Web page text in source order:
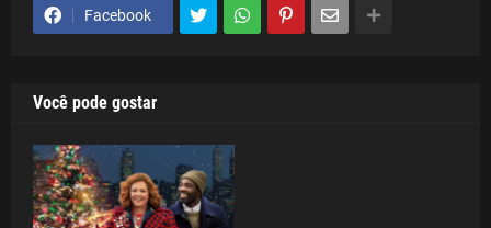
Facebook
Você pode gostar